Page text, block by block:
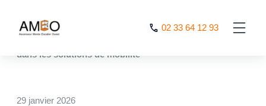
02 33 64 12 93
AMEO>Nos actualités
dans les solutions de mobilité
29 janvier 2026